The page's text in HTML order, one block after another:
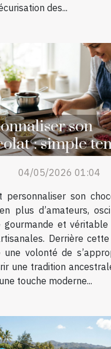
des...
son
: simple
aux
04/05/2026 01:04
personnaliser son
plus d’amateurs,
gourmande et
Derrière
une volonté de
une tradition
touche moderne...